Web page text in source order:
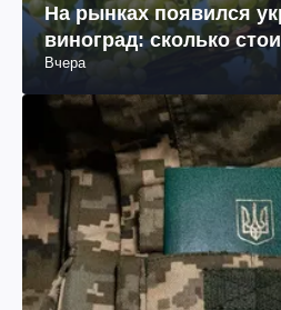
На рынках появился
виноград: сколько
Вчера